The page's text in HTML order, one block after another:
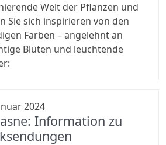
Welt der Pflanzen und
Sie sich inspirieren von den
Farben – angelehnt an
Blüten und leuchtende
2024
Information zu